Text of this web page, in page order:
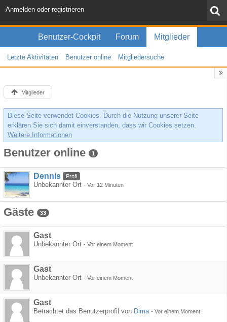
Anmelden oder registrieren
Benutzer-Cockpit Forum Mitglieder
Letzte Aktivitäten Benutzer online Mitgliedersuche
Mitglieder
Diese Seite verwendet Cookies. Durch die Nutzung unserer Seite
erklären Sie sich damit einverstanden, dass wir Cookies setzen.
Weitere Informationen
Benutzer online 1
Dennis Profi
Unbekannter Ort - Vor 12 Minuten
Gäste 33
Gast
Unbekannter Ort - Vor einem Moment
Gast
Unbekannter Ort - Vor einem Moment
Gast
Betrachtet das Benutzerprofil von Dima - Vor einem Moment